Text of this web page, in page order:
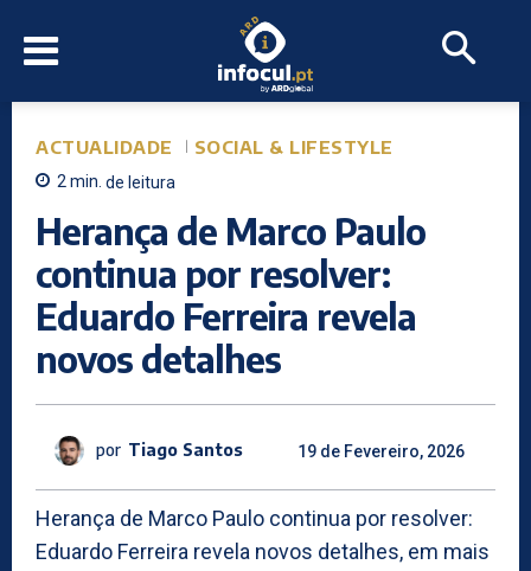
ACTUALIDADE SOCIAL & LIFESTYLE
2min. de leitura
Herança de Marco Paulo
continua por resolver:
Eduardo Ferreira revela
novos detalhes
por Tiago Santos 19 de Fevereiro, 2026
Herança de Marco Paulo continua por resolver:
Eduardo Ferreira revela novos detalhes, em mais